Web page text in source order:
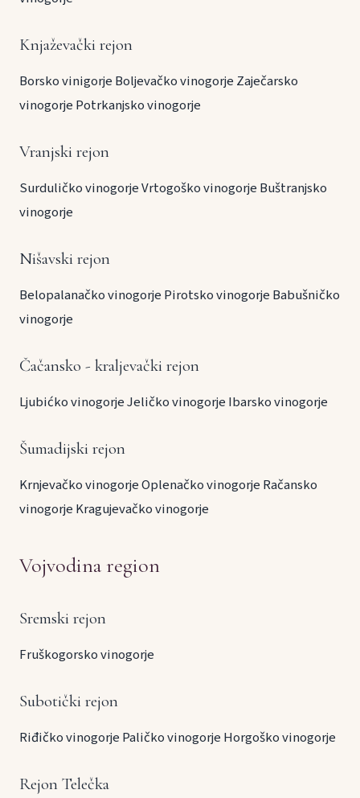
Knjaževački rejon
Borsko vinigorje Boljevačko vinogorje Zaječarsko
vinogorje Potrkanjsko vinogorje
Vranjski rejon
Surduličko vinogorjeVrtogoško vinogorje Buštranjsko
vinogorje
Nišavski rejon
Belopalanačko vinogorje Pirotsko vinogorje Babušničko
vinogorje
Čačansko - kraljevački rejon
Ljubićko vinogorjeJeličko vinogorje Ibarsko vinogorje
Šumadijski rejon
Krnjevačko vinogorjeOplenačko vinogorje Račansko
vinogorje Kragujevačko vinogorje
Vojvodina region
Sremski rejon
Fruškogorsko vinogorje
Subotički rejon
Riđičko vinogorje Paličko vinogorje Horgoško vinogorje
Rejon Telečka